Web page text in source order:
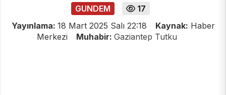
GUNDEM
17
Yayınlama: 18 Mart 2025 Salı 22:18 Kaynak: Haber
Merkezi
Muhabir: Gaziantep Tutku